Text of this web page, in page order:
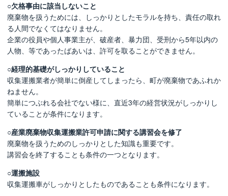
○欠格事由に該当しないこと
廃棄物を扱うためには、しっかりとしたモラルを持ち、責任の取れ
る人間でなくてはなりません。
企業の役員や個人事業主が、破産者、暴力団、受刑から5年以内の
人物、等であったばあいは、許可を取ることができません。
○経理的基礎がしっかりしていること
収集運搬業者が簡単に倒産してしまったら、町が廃棄物であふれか
ねません。
簡単につぶれる会社でない様に、直近3年の経営状況がしっかりし
ていることが条件になります。
○産業廃棄物収集運搬業許可申請に関する講習会を修了
廃棄物を扱うためのしっかりとした知識も重要です。
講習会を終了することも条件の一つとなります。
○運搬施設
収集運搬車がしっかりとしたものであることも条件になります。